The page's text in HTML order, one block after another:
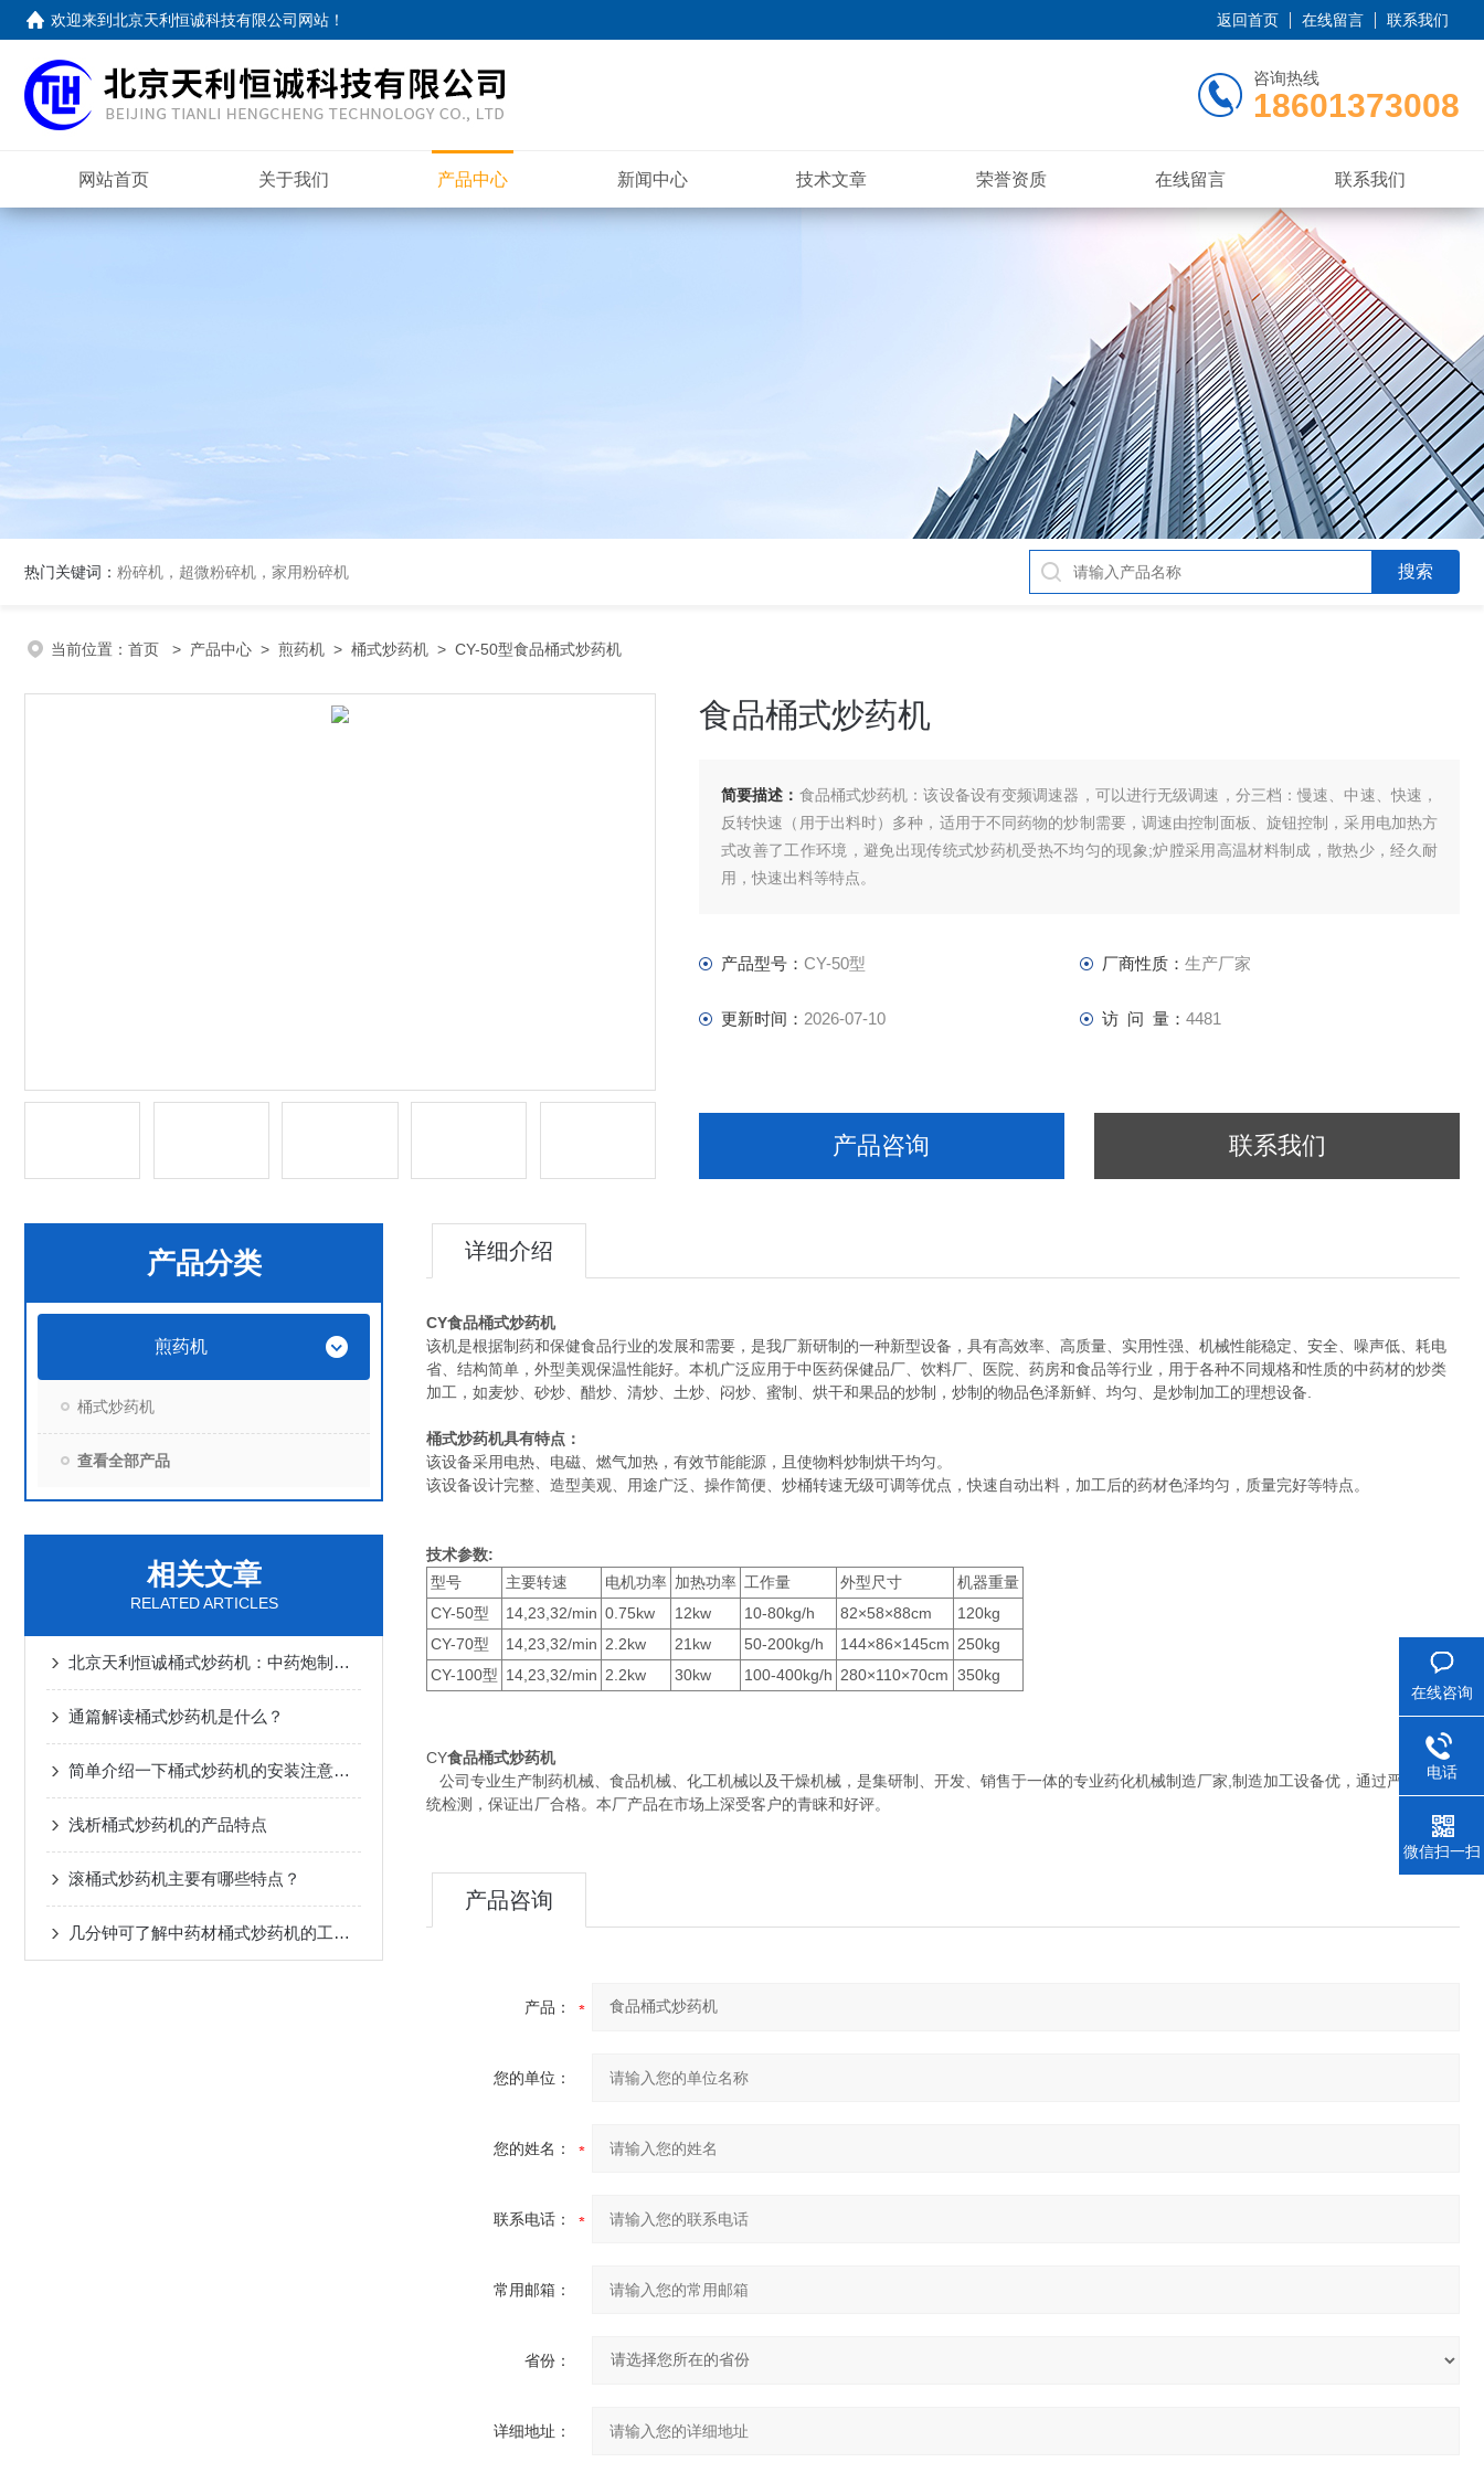
欢迎来到北京天利恒诚科技有限公司网站 ！ 返回首页 在线留言 联系我们
咨询热线
18601373008
网站首页 关于我们 产品中心 新闻中心 技术文章 荣誉资质 在线留言 联系我们
热门关键词： 粉碎机，超微粉碎机，家用粉碎机
当前位置： 首页 > 产品中心 > 煎药机 > 桶式炒药机 > CY-50型食品桶式炒药机
食品桶式炒药机
简要描述： 食品桶式炒药机：该设备设有变频调速器，可以进行无级调速，分三档：慢速、中速、快速，
反转快速（用于出料时）多种，适用于不同药物的炒制需要，调速由控制面板、旋钮控制，采用电加热方
式改善了工作环境，避免出现传统式炒药机受热不均匀的现象;炉膛采用高温材料制成，散热少，经久耐
用，快速出料等特点。
产品型号： CY-50型 厂商性质： 生产厂家
更新时间： 2026-07-10 访 问 量： 4481
产品咨询 联系我们
产品分类
煎药机
桶式炒药机
查看全部产品
相关文章
RELATED ARTICLES
北京天利恒诚桶式炒药机：中药炮制的实用设备
通篇解读桶式炒药机是什么？
简单介绍一下桶式炒药机的安装注意事项
浅析桶式炒药机的产品特点
滚桶式炒药机主要有哪些特点？
几分钟可了解中药材桶式炒药机的工作原理及主要特点
详细介绍
CY食品桶式炒药机
该机是根据制药和保健食品行业的发展和需要，是我厂新研制的一种新型设备，具有高效率、高质量、实用性强、机械性能稳定、安全、噪声低、耗电
省、结构简单，外型美观保温性能好。本机广泛应用于中医药保健品厂、饮料厂、医院、药房和食品等行业，用于各种不同规格和性质的中药材的炒类
加工，如麦炒、砂炒、醋炒、清炒、土炒、闷炒、蜜制、烘干和果品的炒制，炒制的物品色泽新鲜、均匀、是炒制加工的理想设备.
桶式炒药机具有特点：
该设备采用电热、电磁、燃气加热，有效节能能源，且使物料炒制烘干均匀。
该设备设计完整、造型美观、用途广泛、操作简便、炒桶转速无级可调等优点，快速自动出料，加工后的药材色泽均匀，质量完好等特点。
技术参数:
型号
主要转速 电机功率 加热功率 工作量 外型尺寸
机器重量
CY-50型
14,23,32/min 0.75kw 12kw 10-80kg/h 82×58×88cm
120kg
CY-70型
14,23,32/min 2.2kw 21kw 50-200kg/h 144×86×145cm 250kg
CY-100型 14,23,32/min 2.2kw 30kw 100-400kg/h 280×110×70cm 350kg
CY食品桶式炒药机
公司专业生产制药机械、食品机械、化工机械以及干燥机械，是集研制、开发、销售于一体的专业药化机械制造厂家,制造加工设备优，通过严格的系
统检测，保证出厂合格。本厂产品在市场上深受客户的青睐和好评。
产品咨询
产品：
您的单位：
您的姓名：
联系电话：
常用邮箱：
省份：
详细地址：
在线咨询
电话
微信扫一扫